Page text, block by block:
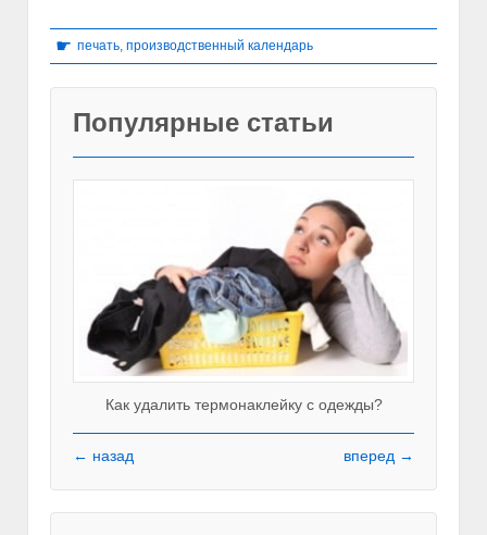
☛ печать, производственный календарь
Популярные статьи
Как удалить термонаклейку с одежды?
← назад вперед →